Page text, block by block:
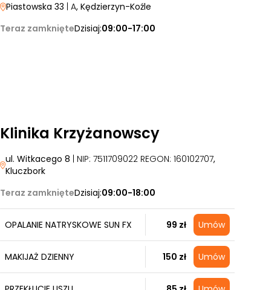
Piastowska 33 | A, Kędzierzyn-Koźle
Teraz zamknięteDzisiaj:09:00-17:00
Klinika Krzyżanowscy
ul. Witkacego 8 | NIP: 7511709022 REGON: 160102707,
Kluczbork
Teraz zamknięteDzisiaj:09:00-18:00
OPALANIE NATRYSKOWE SUN FX 99 zł Umów
MAKIJAŻ DZIENNY 150 zł Umów